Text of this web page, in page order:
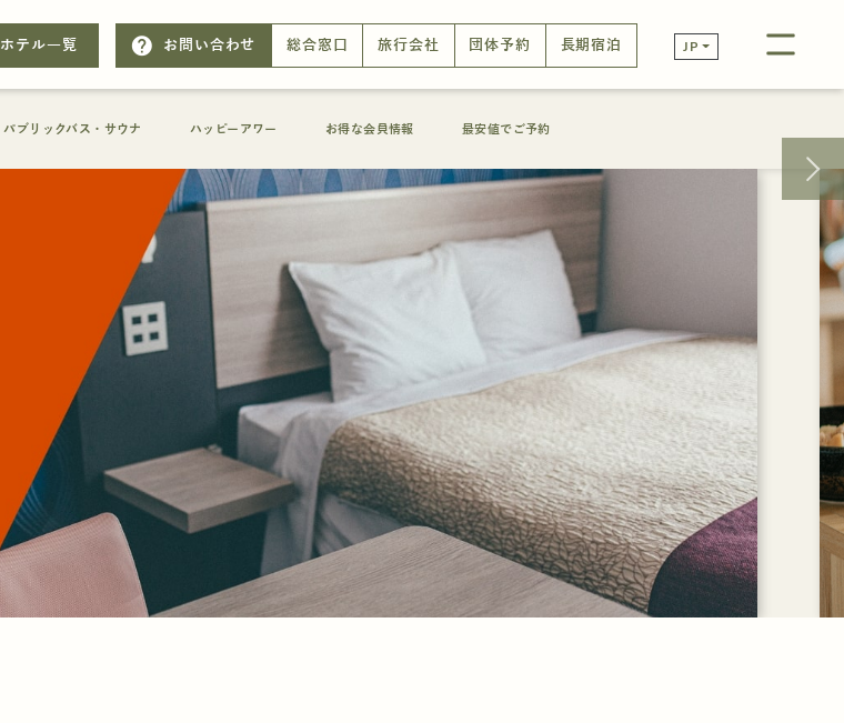
ホテル一覧 help お問い合わせ 総合窓口 旅行会社 団体予約 長期宿泊 JP
パブリックバス・サウナ ハッピーアワー お得な会員情報 最安値でご予約